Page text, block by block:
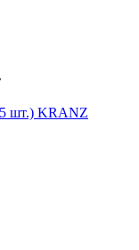
шт.) KRANZ